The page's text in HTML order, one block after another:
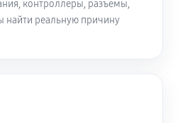
контроллеры, разъёмы,
найти реальную причину